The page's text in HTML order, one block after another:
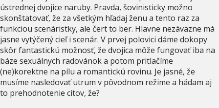
ústrednej dvojice naruby. Pravda, šovinisticky možno
skonštatovať, že za všetkým hľadaj ženu a tento raz za
funkciou scenáristky, ale čert to ber. Hlavne nezáväzne má
jasne vytýčený cieľ i scenár. V prvej polovici dáme dokopy
skôr fantastickú možnosť, že dvojica môže fungovať iba na
báze sexuálnych radovánok a potom pritlačíme
(ne)korektne na pílu a romantickú rovinu. Je jasné, že
musíme nasledovať utrum v pôvodnom režime a hádam aj
to prehodnotenie citov, že?